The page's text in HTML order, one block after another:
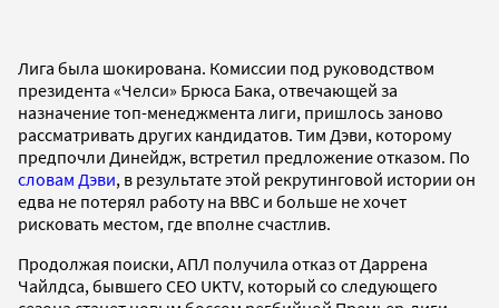
Лига была шокирована. Комиссии под руководством
президента «Челси» Брюса Бака, отвечающей за
назначение топ-менеджмента лиги, пришлось заново
рассматривать других кандидатов. Тим Дэви, которому
предпочли Динейдж, встретил предложение отказом. По
словам Дэви, в результате этой рекрутинговой истории он
едва не потерял работу на BBС и больше не хочет
рисковать местом, где вполне счастлив.
Продолжая поиски, АПЛ получила отказ от Даррена
Чайлдса, бывшего СEO UKTV, который со следующего